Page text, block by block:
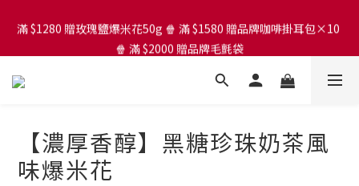
🍿 滿 $2000 贈品牌毛氈袋
🍿 滿 $2000 贈品牌毛氈袋
芒果爆米花買大送小
滿 $1280 贈玫瑰鹽爆米花50g 🍿 滿 $1580 贈品牌咖啡掛耳包×10
🍿 滿 $2000 贈品牌毛氈袋
【濃厚香醇】黑糖珍珠奶茶風
味爆米花